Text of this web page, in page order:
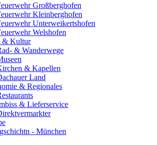
Großberghofen
Kleinberghofen
Unterweikertshofen
Welshofen
& Kultur
& Wanderwege
& Kapellen
Land
& Regionales
& Lieferservice
- München